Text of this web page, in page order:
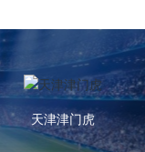
天津津门虎